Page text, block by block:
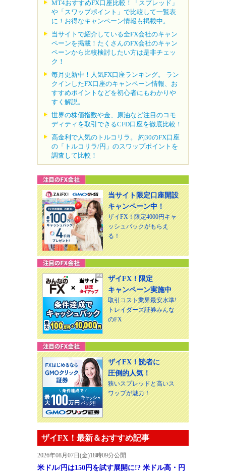
MT4おすすめFX口座比較！「スプレッド」
や「スワップポイント」で比較して一覧表
に！お得なキャンペーン情報も掲載中。
当サイトで紹介している全FX会社のキャン
ペーンを掲載！たくさんのFX会社のキャン
ペーンから比較検討したい方は是非チェッ
ク！
毎月更新中！人気FX口座ランキング。 ラン
クインしたFX口座のキャンペーン情報、お
すすめポイントなどを初心者にもわかりや
すく解説。
世界の株価指数や金、原油など注目のコモ
ディティを取引できるCFD口座を徹底比較！
高金利で人気のトルコリラ。 約30のFX口座
の「トルコリラ/円」のスワップポイントを
調査して比較！
当サイト限定口座開設
キャンペーン中！
ザイFX！限定4000円キャ
ッシュバックがもらえ
る！
ザイFX！限定
キャンペーン実施中
取引コスト業界最安水準!
トレイダーズ証券みんな
のFX
ザイFX！読者に
圧倒的人気！
狭いスプレッドと高いス
ワップが魅力！
ザイFX！最新＆おすすめ記事
2026年08月07日(金)18時09分公開
米ドル/円は150円を試す展開に!? 米ドル高・円